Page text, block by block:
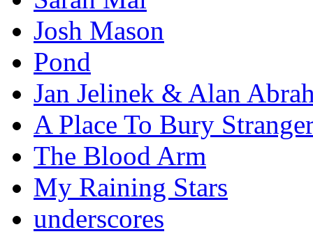
Josh Mason
Pond
Jan Jelinek & Alan
A Place To Bury
The Blood Arm
My Raining Stars
underscores